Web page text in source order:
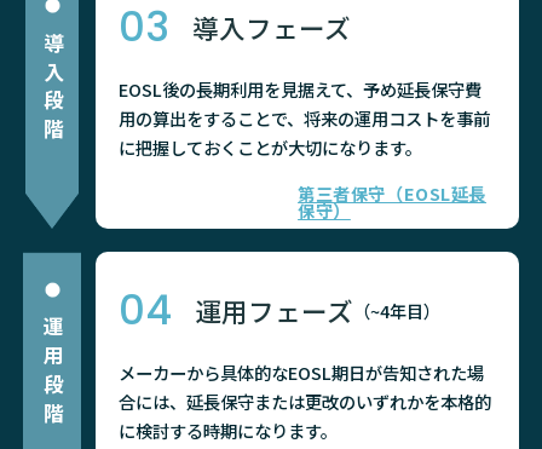
導入段階
03 導入フェーズ
EOSL後の長期利用を見据えて、予め延長保守費
用の算出をすることで、将来の運用コストを事前
に把握しておくことが大切になります。
第三者保守（EOSL延長
保守）
運用段階
04 運用フェーズ （~4年目）
メーカーから具体的なEOSL期日が告知された場
合には、延長保守または更改のいずれかを本格的
に検討する時期になります。